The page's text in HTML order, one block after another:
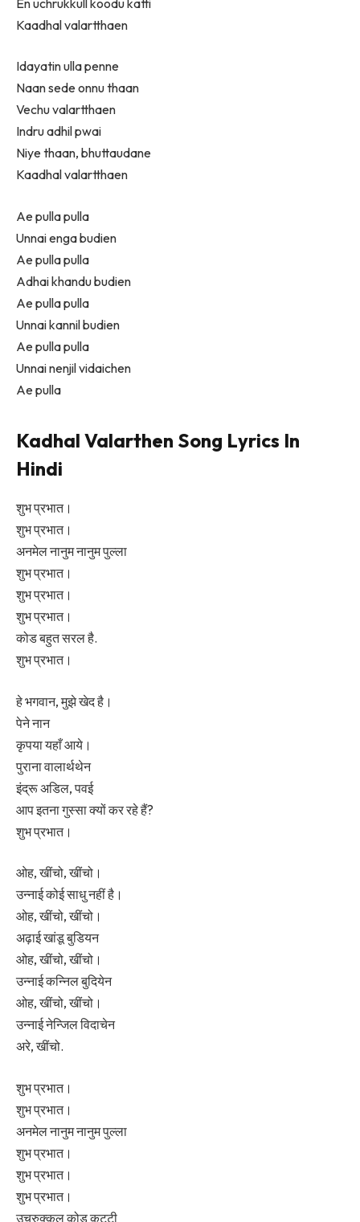
Kaadhal valartthaen
Idayatin ulla penne
Naan sede onnu thaan
Vechu valartthaen
Indru adhil pwai
Niye thaan, bhuttaudane
Kaadhal valartthaen
Ae pulla pulla
Unnai enga budien
Ae pulla pulla
Adhai khandu budien
Ae pulla pulla
Unnai kannil budien
Ae pulla pulla
Unnai nenjil vidaichen
Ae pulla
Kadhal Valarthen Song Lyrics In
Hindi
शुभ प्रभात।
शुभ प्रभात।
अनमेल नानुम नानुम पुल्ला
शुभ प्रभात।
शुभ प्रभात।
शुभ प्रभात।
कोड बहुत सरल है.
शुभ प्रभात।
हे भगवान, मुझे खेद है।
पेने नान
कृपया यहाँ आये।
पुराना वालार्थथेन
इंद्रू अडिल, पवई
आप इतना गुस्सा क्यों कर रहे हैं?
शुभ प्रभात।
ओह, खींचो, खींचो।
उन्नाई कोई साधु नहीं है।
ओह, खींचो, खींचो।
अढ़ाई खांडू बुडियन
ओह, खींचो, खींचो।
उन्नाई कन्निल बुदियेन
ओह, खींचो, खींचो।
उन्नाई नेन्जिल विदाचेन
अरे, खींचो.
शुभ प्रभात।
शुभ प्रभात।
अनमेल नानुम नानुम पुल्ला
शुभ प्रभात।
शुभ प्रभात।
शुभ प्रभात।
उच्रुक्कुल कोड कट्टी